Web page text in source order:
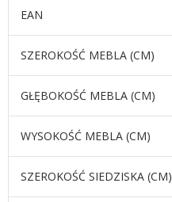
EAN
SZEROKOŚĆ MEBLA (CM)
GŁĘBOKOŚĆ MEBLA (CM)
WYSOKOŚĆ MEBLA (CM)
SZEROKOŚĆ SIEDZISKA (CM)